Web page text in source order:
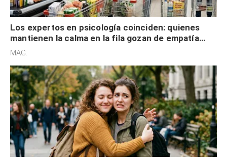
Los expertos en psicología coinciden: quienes
mantienen la calma en la fila gozan de empatía
cognitiva, gratitud y no solo tienen autocontrol
MAG.